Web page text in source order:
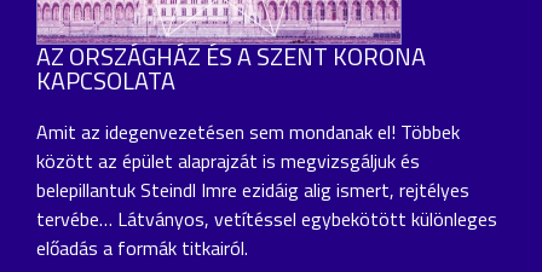
AZ ORSZÁGHÁZ ÉS A SZENT KORONA
KAPCSOLATA
Amit az idegenvezetésen sem mondanak el! Többek
között az épület alaprajzát is megvizsgáljuk és
belepillantuk Steindl Imre ezidáig alig ismert, rejtélyes
tervébe… Látványos, vetítéssel egybekötött különleges
előadás a formák titkairól.